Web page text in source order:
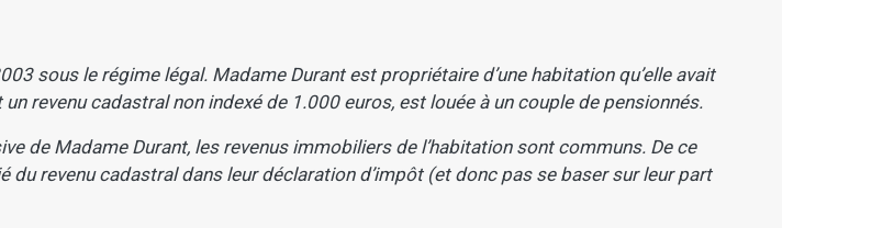
sous le régime légal. Madame Durant est propriétaire d’une habitation qu’elle avait
revenu cadastral non indexé de 1.000 euros, est louée à un couple de pensionnés.
de Madame Durant, les revenus immobiliers de l’habitation sont communs. De ce
revenu cadastral dans leur déclaration d’impôt (et donc pas se baser sur leur part